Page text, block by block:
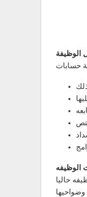
الوظيفة
حسابات